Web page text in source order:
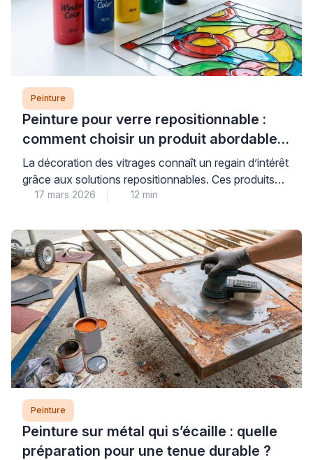
Peinture
Peinture pour verre repositionnable :
comment choisir un produit abordable
et de qualité
La décoration des vitrages connaît un regain d’intérêt
grâce aux solutions repositionnables. Ces produits
permettent de personnaliser fenêtres et miroirs sans
recherchent des alternatives économiques aux
vitraux traditionnels. Les peintures pour verre offrent
cette flexibilité tout en préservant la luminosité
naturelle. Cependant, le choix du bon produit
nécessite une compréhension des […]
17 mars 2026 12 min
Peinture
Peinture sur métal qui s’écaille : quelle
préparation pour une tenue durable ?